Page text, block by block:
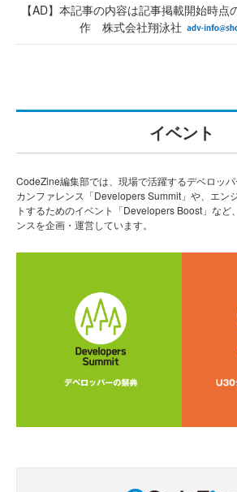
【AD】本記事の内容は記事掲載開始時
作 株式会社翔泳社
イベント
CodeZine編集部では、現場で活躍するデベロッ
カンファレンス「Developers Summit」や、エン
トするためのイベント「Developers Boost」など
ンスを企画・運営しています。